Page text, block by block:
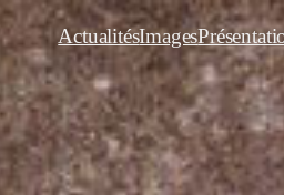
ActualitésImages